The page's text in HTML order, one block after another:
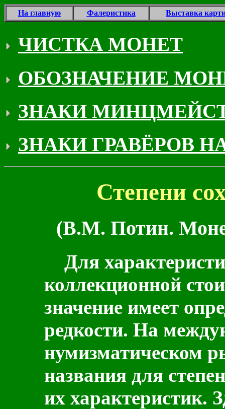
На главную Фалеристика Выставка
ЧИСТКА МОНЕТ
ОБОЗНАЧЕНИЕ
ЗНАКИ
ЗНАКИ ГРАВЁРОВ
Степени
(В.М. Потин.
Для
коллекционной
значение имеет
редкости. На
нумизматическом
названия для
их характеристик.